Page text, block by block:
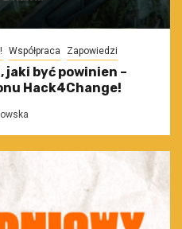
Współpraca Zapowiedzi
jaki być powinien –
Hack4Change!